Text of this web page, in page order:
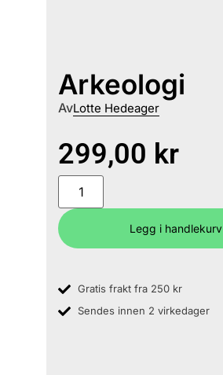
Arkeologi
AvLotte Hedeager
299,00 kr
Legg i handlekurv
Gratis frakt fra 250 kr
Sendes innen 2 virkedager